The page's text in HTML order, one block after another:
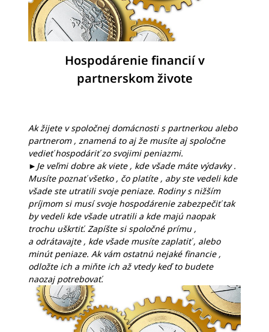
Hospodárenie financií v
partnerskom živote
Ak žijete v spoločnej domácnosti s partnerkou alebo
partnerom , znamená to aj že musíte aj spoločne
vedieť hospodáriť zo svojimi peniazmi.
►Je veľmi dobre ak viete , kde všade máte výdavky .
Musíte poznať všetko , čo platíte , aby ste vedeli kde
všade ste utratili svoje peniaze. Rodiny s nižším
príjmom si musí svoje hospodárenie zabezpečiť tak
by vedeli kde všade utratili a kde majú naopak
trochu uškrtiť. Zapíšte si spoločné prímu ,
a odrátavajte , kde všade musíte zaplatiť , alebo
minút peniaze. Ak vám ostatnú nejaké financie ,
odložte ich a miňte ich až vtedy keď to budete
naozaj potrebovať.